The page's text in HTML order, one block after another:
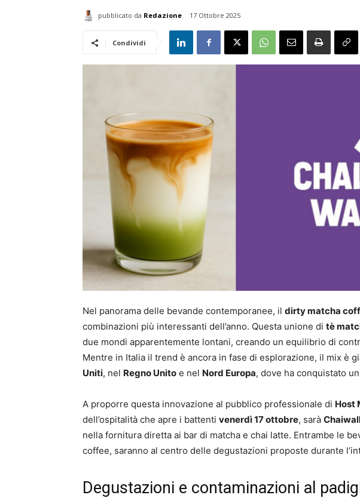
pubblicato da Redazione 17 Ottobre 2025
Condividi
Nel panorama delle bevande contemporanee, il dirty matcha
combinazioni più interessanti dell’anno. Questa unione di tè
due mondi apparentemente lontani, creando un equilibrio di
Mentre in Italia il trend è ancora in fase di esplorazione, il mix è
Uniti, nel Regno Unito e nel Nord Europa, dove ha conquistato
A proporre questa innovazione al pubblico professionale di Host
dell’ospitalità che apre i battenti venerdì 17 ottobre, sarà
nella fornitura diretta ai bar di matcha e chai latte. Entrambe le
coffee, saranno al centro delle degustazioni proposte durante
Degustazioni e contaminazioni al